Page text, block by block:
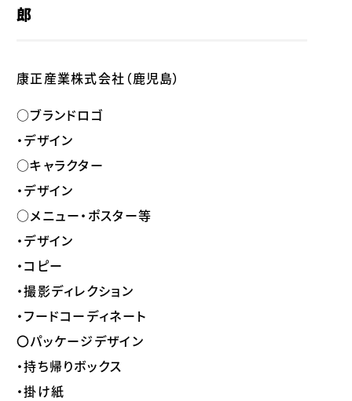
郎
康正産業株式会社（鹿児島）
○ブランドロゴ
・デザイン
○キャラクター
・デザイン
○メニュー・ポスター等
・デザイン
・コピー
・撮影ディレクション
・フードコーディネート
〇パッケージデザイン
・持ち帰りボックス
・掛け紙